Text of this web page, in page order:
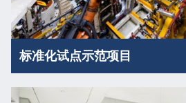
标准化试点示范项目